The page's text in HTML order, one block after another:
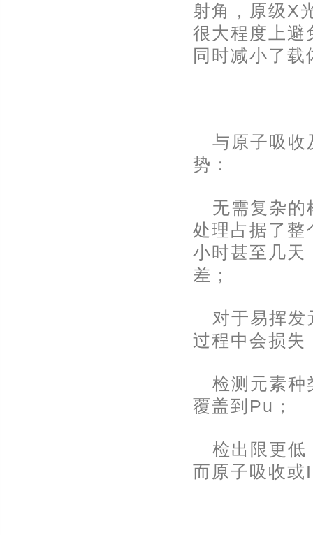
射角，原级X
很大程度上避
同时减小了
与原子吸收
势：
无需复杂
处理占据了整
小时甚至几天
差；
对于易挥
过程中会损
检测元素
覆盖到Pu；
检出限更
而原子吸收